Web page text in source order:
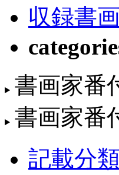
収録書
書画家番
書画家番
記載分